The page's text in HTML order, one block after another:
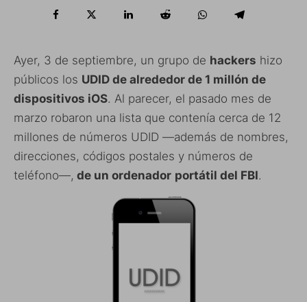
Ayer, 3 de septiembre, un grupo de hackers hizo
públicos los UDID de alrededor de 1 millón de
dispositivos iOS. Al parecer, el pasado mes de
marzo robaron una lista que contenía cerca de 12
millones de números UDID —además de nombres,
direcciones, códigos postales y números de
teléfono—, de un ordenador portátil del FBI.